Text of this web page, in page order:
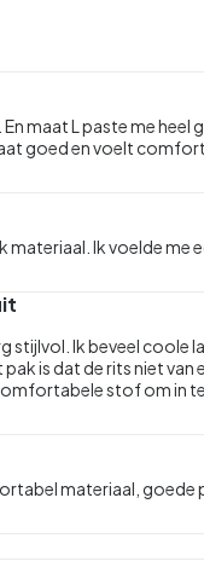
maat L paste me heel
goed en voelt
Ik voelde me
stijlvol. Ik beveel coole
is dat de rits niet van
stof om in
materiaal, goede